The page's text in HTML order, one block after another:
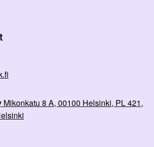
Mikonkatu 8 A, 00100 Helsinki, PL 421,